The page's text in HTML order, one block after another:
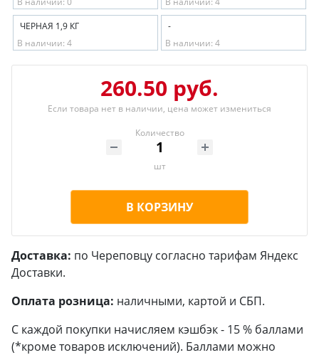
ЧЕРНАЯ 1,9 КГ
В наличии: 4
-
В наличии: 4
260.50 руб.
Если товара нет в наличии, цена может измениться
Количество
шт
В КОРЗИНУ
Доставка: по Череповцу согласно тарифам Яндекс
Доставки.
Оплата розница: наличными, картой и СБП.
С каждой покупки начисляем кэшбэк - 15 % баллами
(*кроме товаров исключений). Баллами можно